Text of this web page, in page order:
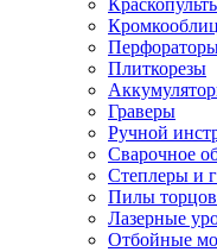
Плиткорезы
Граверы
Ручной
Сварочное
Степлеры и
Пилы
Лазерные
Отбойные